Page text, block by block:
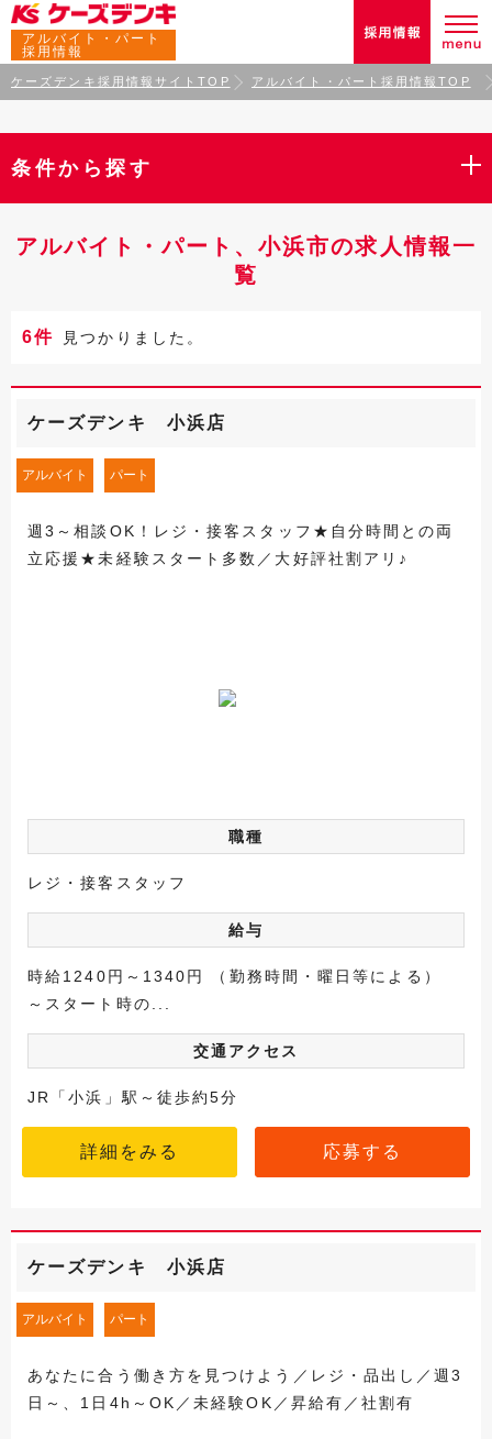
アルバイト・パート
採用情報
ケーズデンキ採用情報サイトTOP アルバイト・パート採用情報TOP
条件から探す
アルバイト・パート、小浜市の求人情報一
覧
6件 見つかりました。
ケーズデンキ 小浜店
アルバイト パート
週3～相談OK！レジ・接客スタッフ★自分時間との両
立応援★未経験スタート多数／大好評社割アリ♪
職種
レジ・接客スタッフ
給与
時給1240円～1340円 （勤務時間・曜日等による）
～スタート時の...
交通アクセス
JR「小浜」駅～徒歩約5分
詳細をみる 応募する
ケーズデンキ 小浜店
アルバイト パート
あなたに合う働き方を見つけよう／レジ・品出し／週3
日～、1日4h～OK／未経験OK／昇給有／社割有